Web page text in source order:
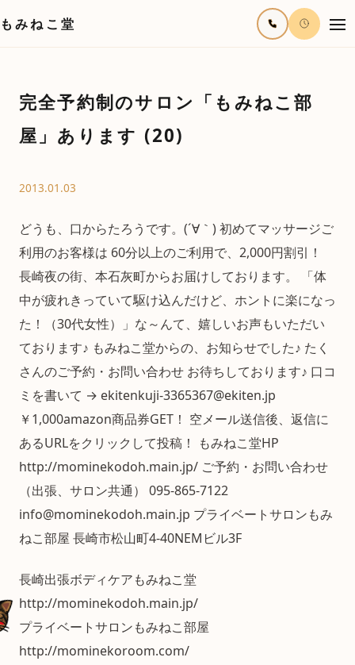
もみねこ堂
完全予約制のサロン「もみねこ部
屋」あります (20)
2013.01.03
どうも、口からたろうです。(´∀｀) 初めてマッサージご
利用のお客様は 60分以上のご利用で、2,000円割引！
長崎夜の街、本石灰町からお届けしております。 「体
中が疲れきっていて駆け込んだけど、ホントに楽になっ
た！（30代女性）」な～んて、嬉しいお声もいただい
ております♪ もみねこ堂からの、お知らせでした♪ たく
さんのご予約・お問い合わせ お待ちしております♪ 口コ
ミを書いて → ekitenkuji-3365367@ekiten.jp
￥1,000amazon商品券GET！ 空メール送信後、返信に
あるURLをクリックして投稿！ もみねこ堂HP
http://mominekodoh.main.jp/ ご予約・お問い合わせ
（出張、サロン共通） 095-865-7122
info@mominekodoh.main.jp プライベートサロンもみ
ねこ部屋 長崎市松山町4-40NEMビル3F
長崎出張ボディケアもみねこ堂
http://mominekodoh.main.jp/
プライベートサロンもみねこ部屋
http://mominekoroom.com/